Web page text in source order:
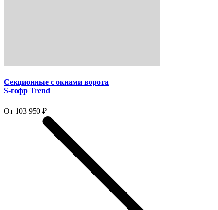
Секционные с окнами ворота
S-гофр Trend
От 103 950 ₽